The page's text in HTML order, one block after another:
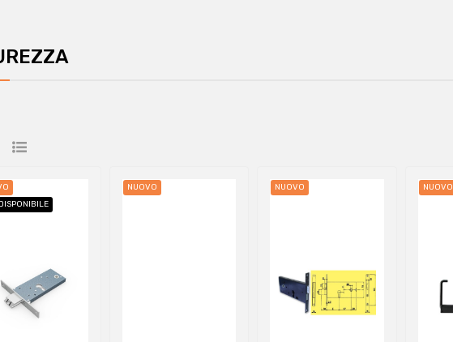
NUOVO NUOVO NUOVO